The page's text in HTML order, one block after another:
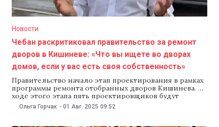
Новости
Чебан раскритиковал правительство за ремонт
дворов в Кишиневе: «Что вы ищете во дворах
домов, если у вас есть своя собственность»
Правительство начало этап проектирования в рамках
программы ремонта отобранных дворов Кишинева. В
ходе этого этапа пять проектировщиков будут
беседовать с жителями домов, чтобы узнать, какими
именно они хотели бы видеть свои дворы. Тем
Ольга Горчак - 01 Авг. 2025 09:52